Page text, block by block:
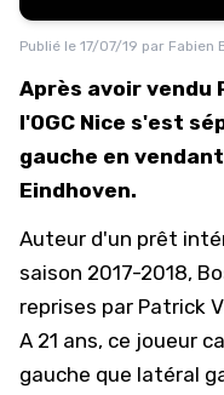
Publié le 17/07/19 par Fabien
Après avoir vendu
l'OGC Nice s'est
gauche en
Eindhoven.
Auteur d'un prêt
saison 2017-2018,
reprises par Patrick
A 21 ans, ce joueur
gauche que latéral